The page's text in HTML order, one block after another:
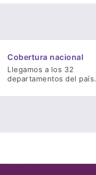
Cobertura nacional
Llegamos a los 32
departamentos del país.